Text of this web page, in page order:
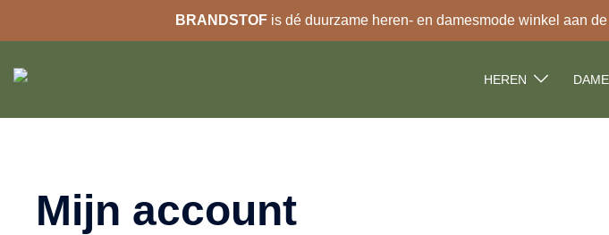
BRANDSTOFis dé duurzame heren- en damesmode winkel aan
naar
inhoud
HEREN
Mijn account